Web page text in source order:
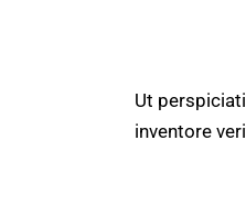
Ut
inventore